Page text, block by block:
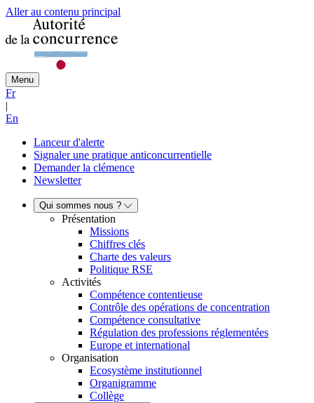
Aller au contenu principal
Menu
Fr
|
En
Lanceur d'alerte
Signaler une pratique anticoncurrentielle
Demander la clémence
Newsletter
Qui sommes nous ?
Présentation
Missions
Chiffres clés
Charte des valeurs
Politique RSE
Activités
Compétence contentieuse
Contrôle des opérations de concentration
Compétence consultative
Régulation des professions réglementées
Europe et international
Organisation
Ecosystème institutionnel
Organigramme
Collège